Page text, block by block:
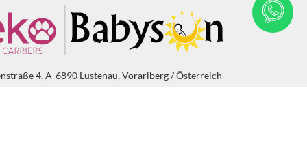
4, A-6890 Lustenau, Vorarlberg / Österreich